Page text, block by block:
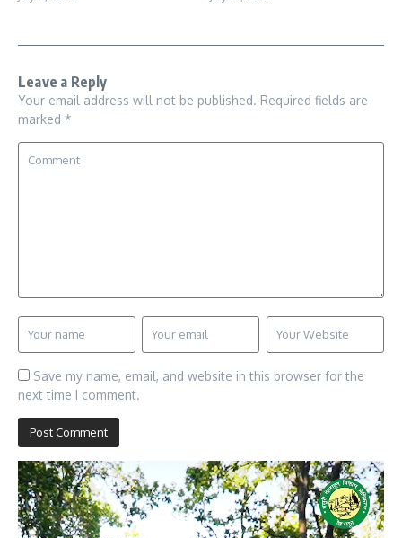
Leave a Reply
Your email address will not be published. Required fields are
marked *
Save my name, email, and website in this browser for the
next time I comment.